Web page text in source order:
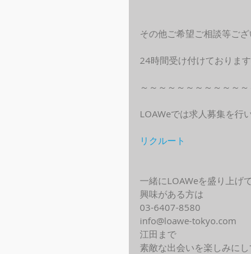
その他ご希望ご相談等ご
24時間受け付けております
～～～～～～～～～～～
LOAWeでは求人募集を行い
リクルート
一緒にLOAWeを盛り上げ
興味がある方は
03-6407-8580
info@loawe-tokyo.com
江田まで
素敵な出会いを楽しみにし